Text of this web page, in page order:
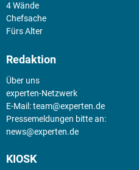
4 Wände
Chefsache
Fürs Alter
Redaktion
Über uns
experten-Netzwerk
E-Mail:team@experten.de
Pressemeldungen bitte an:
news@experten.de
KIOSK